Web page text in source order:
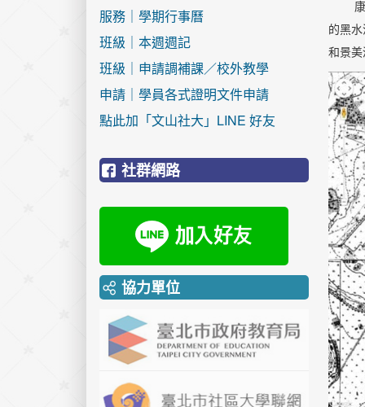
服務｜學期行事曆
班級｜本週週記
班級｜申請調補課／校外教學
申請｜學員各式證明文件申請
點此加「文山社大」LINE 好友
社群網路
協力單位
康熙
的黑
和景